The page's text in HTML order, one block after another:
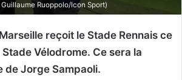
Ruoppolo/Icon Sport)
reçoit le Stade Rennais ce
Vélodrome. Ce sera la
de Jorge Sampaoli.